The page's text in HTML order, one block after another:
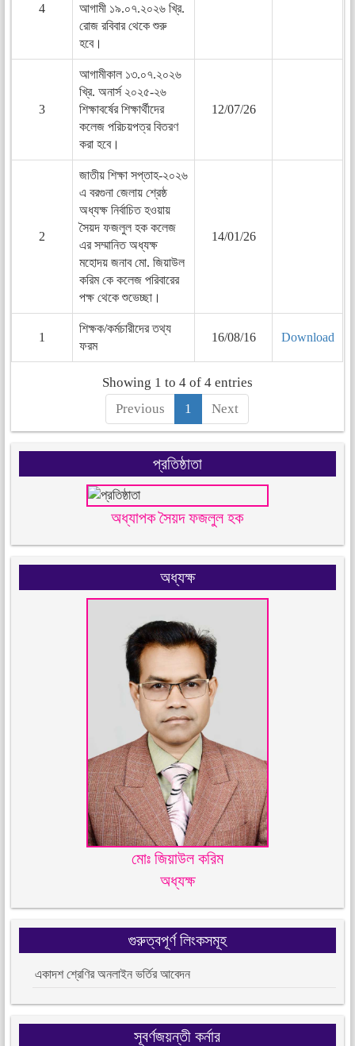
4
আগামী ১৯.০৭.২০২৬ খ্রি.
রোজ রবিবার থেকে শুরু
হবে।
3
আগামীকাল ১৩.০৭.২০২৬
খ্রি. অনার্স ২০২৫-২৬
শিক্ষাবর্ষের শিক্ষার্থীদের
কলেজ পরিচয়পত্র বিতরণ
করা হবে।
12/07/26
2
জাতীয় শিক্ষা সপ্তাহ-২০২৬
এ বরগুনা জেলায় শ্রেষ্ঠ
অধ্যক্ষ নির্বাচিত হওয়ায়
সৈয়দ ফজলুল হক কলেজ
এর সম্মানিত অধ্যক্ষ
মহোদয় জনাব মো. জিয়াউল
করিম কে কলেজ পরিবারের
পক্ষ থেকে শুভেচ্ছা।
14/01/26
1
শিক্ষক/কর্মচারীদের তথ্য
ফরম
16/08/16 Download
Showing 1 to 4 of 4 entries
Previous
1 Next
প্রতিষ্ঠাতা
অধ্যাপক সৈয়দ ফজলুল হক
অধ্যক্ষ
মোঃ জিয়াউল করিম
অধ্যক্ষ
গুরুত্বপূর্ণ লিংকসমূহ
একাদশ শ্রেণির অনলাইন ভর্তির আবেদন
সূবর্ণজয়ন্তী কর্নার